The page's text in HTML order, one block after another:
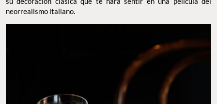
neorrealismo italiano.